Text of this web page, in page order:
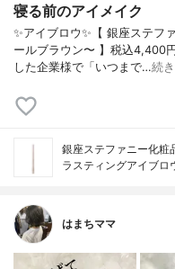
寝る前のアイメイク
✨アイブロウ✨【 銀座ステフ
ールブラウン〜 】税込4,400
した企業様で「いつまで…続
銀座ステファニー化粧
ラスティングアイブロ
はまちママ